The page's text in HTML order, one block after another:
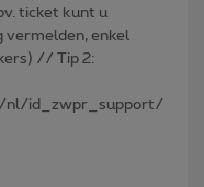
ticket kunt u
vermelden, enkel
// Tip 2:
nl/id_zwpr_support/